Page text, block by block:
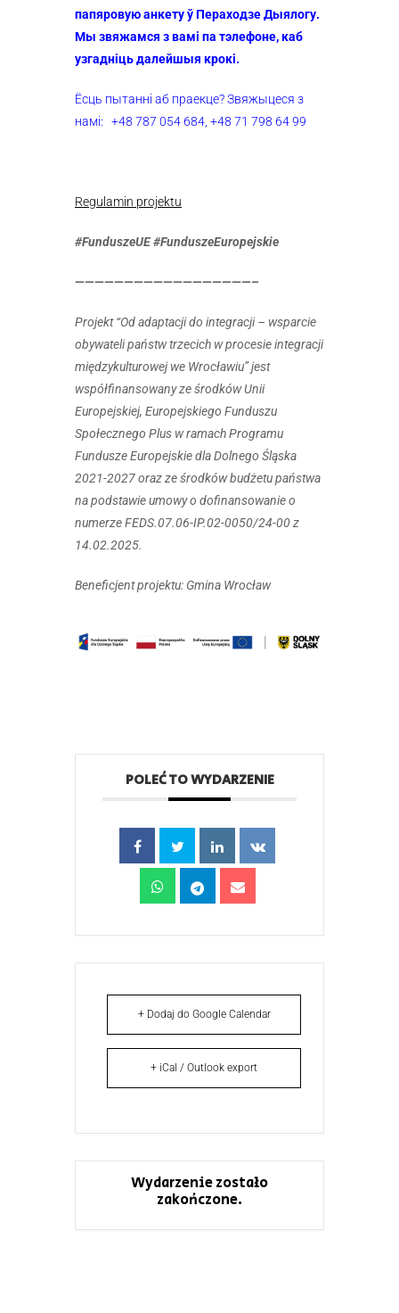
папяровую анкету ў Пераходзе Дыялогу.
Мы звяжамся з вамі па тэлефоне, каб
узгадніць далейшыя крокі.
Ёсць пытанні аб праекце? Звяжыцеся з
намі: +48 787 054 684, +48 71 798 64 99
Regulamin projektu
#FunduszeUE #FunduszeEuropejskie
——————————————————–
Projekt “Od adaptacji do integracji – wsparcie
obywateli państw trzecich w procesie integracji
międzykulturowej we Wrocławiu” jest
współfinansowany ze środków Unii
Europejskiej, Europejskiego Funduszu
Społecznego Plus w ramach Programu
Fundusze Europejskie dla Dolnego Śląska
2021-2027 oraz ze środków budżetu państwa
na podstawie umowy o dofinansowanie o
numerze FEDS.07.06-IP.02-0050/24-00 z
14.02.2025.
Beneficjent projektu: Gmina Wrocław
POLEĆ TO WYDARZENIE
+ Dodaj do Google Calendar
+ iCal / Outlook export
Wydarzenie zostało
zakończone.